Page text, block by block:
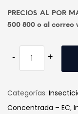
PRECIOS AL POR
500 800 o al correo
Categorías:
Concentrada – EC,